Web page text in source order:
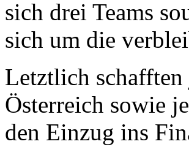
sich drei Teams
sich um die
Letztlich schafften
Österreich sowie
den Einzug ins